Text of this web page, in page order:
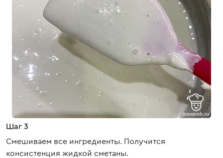
Шаг 3
Смешиваем все ингредиенты. Получится
консистенция жидкой сметаны.